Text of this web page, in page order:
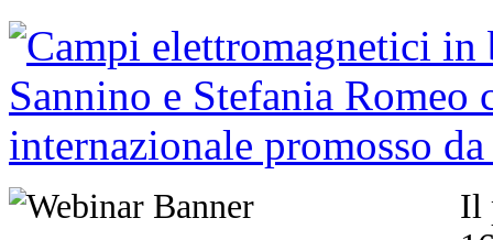
Il